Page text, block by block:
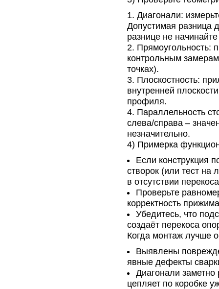
Диагонали:
Допустимая разница
разнице не
Прямоугольность:
контрольным
точках).
Плоскостность:
внутренней
профиля.
Параллельность
слева/справа –
незначительно.
4) Примерка
Если конструкция
створок (или тест на
в отсутствии
Проверьте
корректность
Убедитесь, что
создаёт перекоса
Когда монтаж лучше
Выявлены
явные дефекты
Диагонали заметно
цепляет по коробке